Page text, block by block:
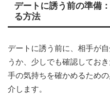
デートに誘う前の準備
る方法
デートに誘う前に、相手が
うか、少しでも確認してお
手の気持ちを確かめるため
介します。